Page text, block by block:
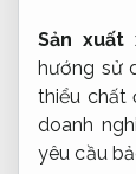
Sản xuất
hướng sử
thiểu chất
doanh
yêu cầu